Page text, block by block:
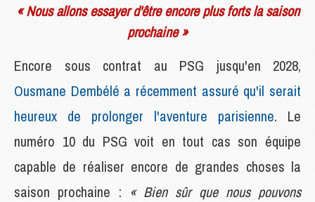
« Nous allons essayer d'être encore plus forts la saison
prochaine »
Encore sous contrat au PSG jusqu'en 2028,
Ousmane Dembélé a récemment assuré qu'il serait
heureux de prolonger l'aventure parisienne. Le
numéro 10 du PSG voit en tout cas son équipe
capable de réaliser encore de grandes choses la
saison prochaine : « Bien sûr que nous pouvons